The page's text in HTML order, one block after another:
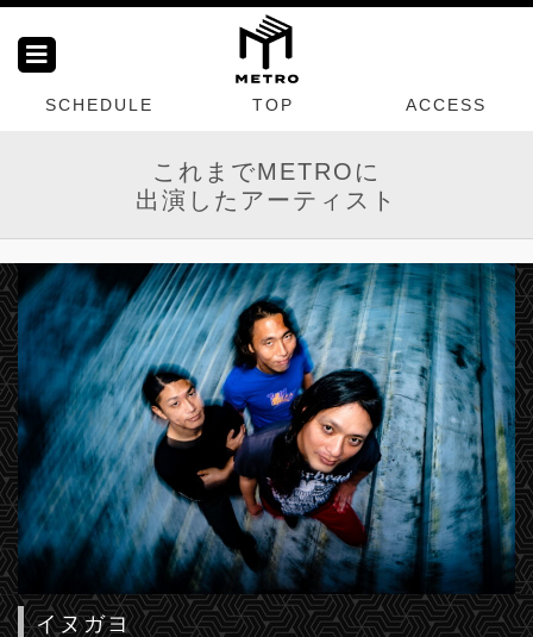
SCHEDULE TOP ACCESS
これまでMETROに
出演したアーティスト
イヌガヨ